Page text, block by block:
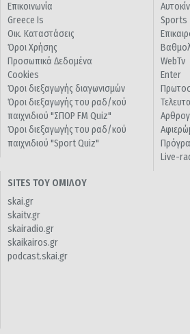
Επικοινωνία
Greece Is
Οικ. Καταστάσεις
Όροι Χρήσης
Προσωπικά Δεδομένα
Cookies
Όροι διεξαγωγής διαγωνισμών
Όροι διεξαγωγής του ραδ/κού
παιχνιδιού "ΣΠΟΡ FM Quiz"
Όροι διεξαγωγής του ραδ/κού
παιχνιδιού "Sport Quiz"
Sports
WebTv
Enter
Live-
SITES ΤΟΥ ΟΜΙΛΟΥ
skai.gr
skaitv.gr
skairadio.gr
skaikairos.gr
podcast.skai.gr